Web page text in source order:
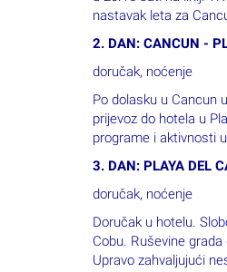
doručak, noćenje
Po dolasku u Cancun
prijevoz do hotela u
programe i aktivnosti
3. DAN: PLAYA DEL
doručak, noćenje
Doručak u hotelu.
Cobu. Ruševine
Upravo zahvaljujući
turističkih atrakcija.
Yucatan, na 12
metara visok i čak 8